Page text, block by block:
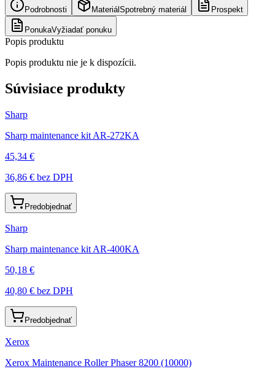
Podrobnosti Materiál Spotrebný materiál Prospekt
PonukaVyžiadať ponuku
Popis produktu
Popis produktu nie je k dispozícii.
Súvisiace produkty
Sharp
Sharp maintenance kit AR-272KA
45,34 €
36,86 € bez DPH
Predobjednať
Sharp
Sharp maintenance kit AR-400KA
50,18 €
40,80 € bez DPH
Predobjednať
Xerox
Xerox Maintenance Roller Phaser 8200 (10000)